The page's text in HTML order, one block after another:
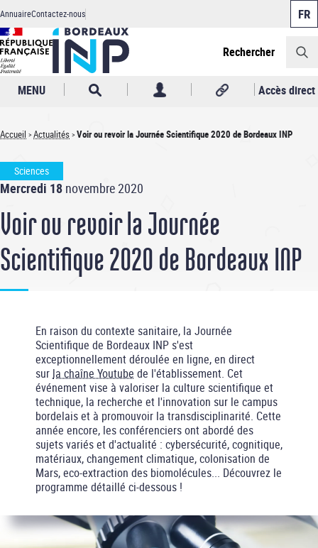
Aller
au
contenu
principal
Header
AnnuaireContactez-nous
Rechercher
MENU Accès direct
Fil
d'Ariane
Accueil Actualités Voir ou revoir la Journée Scientifique 2020 de Bordeaux INP
Sciences
Mercredi 18 novembre 2020
Voir ou revoir la Journée
Scientifique 2020 de Bordeaux INP
En raison du contexte sanitaire, la Journée
Scientifique de Bordeaux INP s'est
exceptionnellement déroulée en ligne, en direct
sur la chaîne Youtube de l'établissement. Cet
événement vise à valoriser la culture scientifique et
technique, la recherche et l'innovation sur le campus
bordelais et à promouvoir la transdisciplinarité. Cette
année encore, les conférenciers ont abordé des
sujets variés et d'actualité : cybersécurité, cognitique,
matériaux, changement climatique, colonisation de
Mars, eco-extraction des biomolécules... Découvrez le
programme détaillé ci-dessous !
Panneau de gestion des cookies